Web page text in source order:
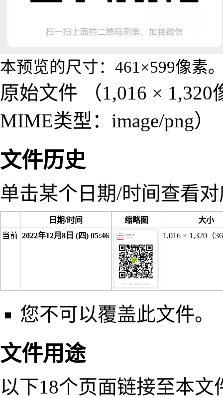
本预览的尺寸： 461×599像素
原始文件
（1,016 ×
MIME类型： image/png）
文件历史
单击某个日期/时间查看
日期/时间 缩略图
大小
当前 2022年12月8日 (四) 05:46 1,016 × 1,320 （
您不可以覆盖此文件。
文件用途
以下18个页面链接至本文